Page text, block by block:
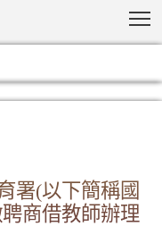
署(以下簡稱國
商借教師辦理